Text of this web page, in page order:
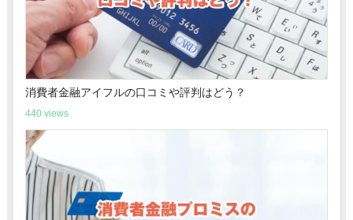
消費者金融アイフルの口コミや評判はどう？
440 views